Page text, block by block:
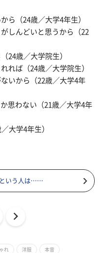
ら（24歳／大学4年生）
しんどいと思うから（22
24歳／大学院生）
れば（24歳／大学院生）
いから（22歳／大学4年
思わない（21歳／大学4年
大学4年生）
という人は……
れ 洋服 本音